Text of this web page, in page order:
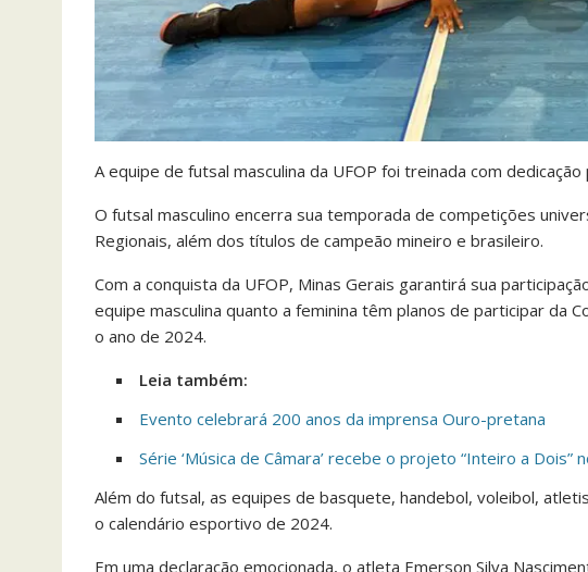
A equipe de futsal masculina da UFOP foi treinada com
O futsal masculino encerra sua temporada de competições
Regionais, além dos títulos de campeão mineiro e brasileiro.
Com a conquista da UFOP, Minas Gerais garantirá sua
equipe masculina quanto a feminina têm planos de participar da
o ano de 2024.
Leia também:
Evento celebrará 200 anos da imprensa Ouro-pretana
Série ‘Música de Câmara’ recebe o projeto “Inteiro a Dois”
Além do futsal, as equipes de basquete, handebol, voleibol,
o calendário esportivo de 2024.
Em uma declaração emocionada, o atleta Emerson Silva